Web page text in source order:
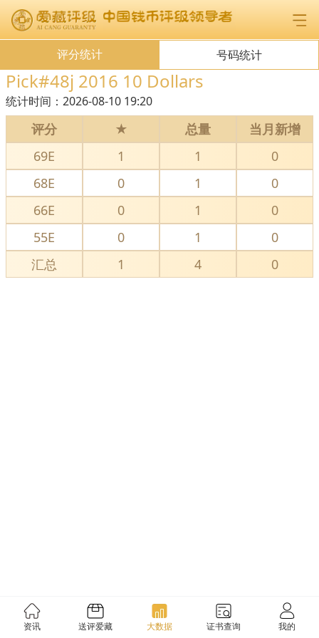
评分统计 号码统计
Pick#48j 2016 10 Dollars
统计时间： 2026-08-10 19:20
评分 ★ 总量
当月新增
69E
1 1
0
68E
0 1
0
66E
0 1
0
55E
0 1
0
汇总
1 4 0
资讯 送评爱藏 大数据 证书查询 我的